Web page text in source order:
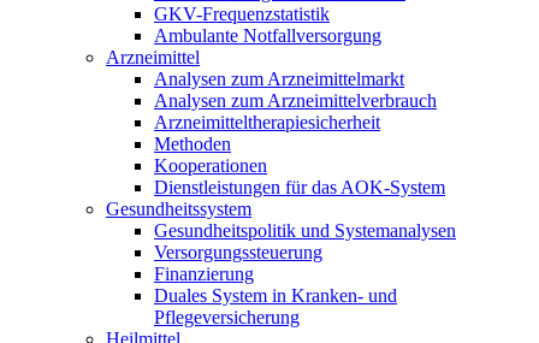
GKV-Frequenzstatistik
Ambulante Notfallversorgung
Arzneimittel
Analysen zum Arzneimittelmarkt
Analysen zum Arzneimittelverbrauch
Arzneimitteltherapiesicherheit
Methoden
Kooperationen
Dienstleistungen für das AOK-System
Gesundheitssystem
Gesundheitspolitik und Systemanalysen
Versorgungssteuerung
Finanzierung
Duales System in Kranken- und
Pflegeversicherung
Heilmittel